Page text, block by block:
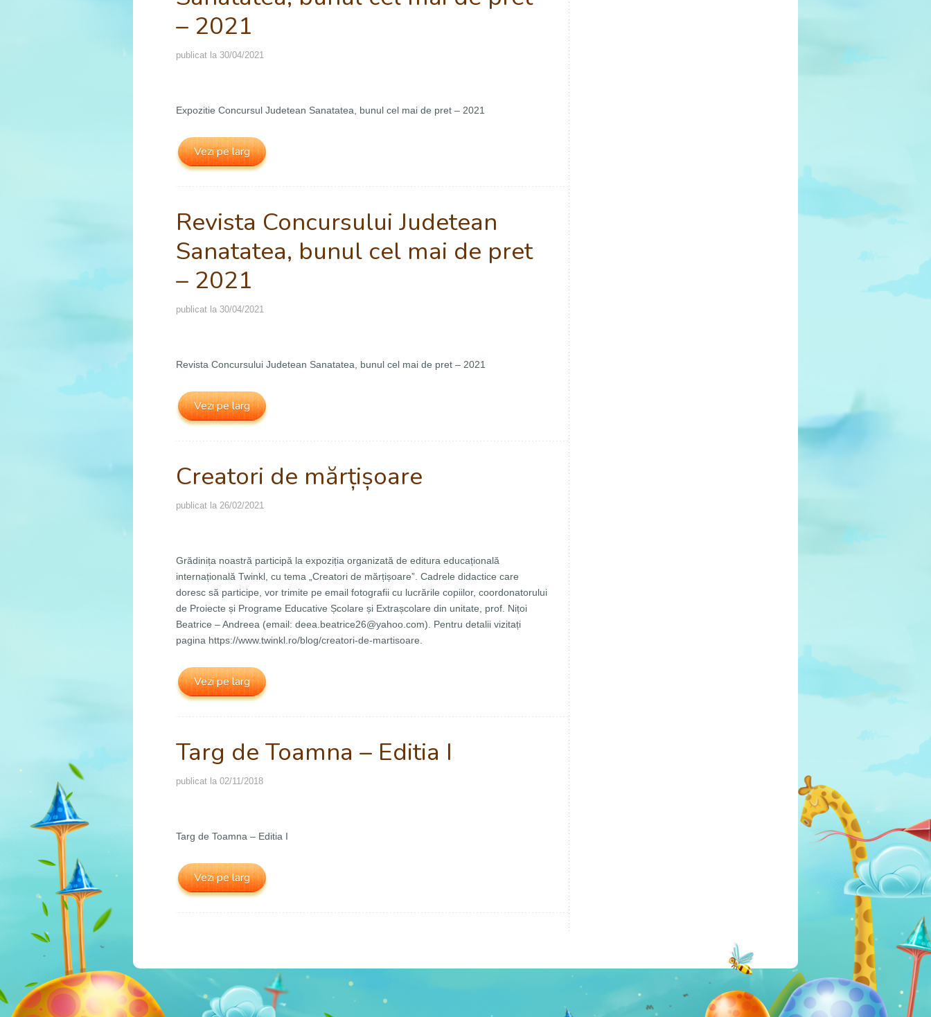
– 2021
publicat la 30/04/2021
Expozitie Concursul Judetean Sanatatea, bunul cel mai de pret – 2021
Vezi pe larg
Revista Concursului Judetean
Sanatatea, bunul cel mai de pret
– 2021
publicat la 30/04/2021
Revista Concursului Judetean Sanatatea, bunul cel mai de pret – 2021
Vezi pe larg
Creatori de mărțișoare
publicat la 26/02/2021
Grădinița noastră participă la expoziția organizată de editura educațională
internațională Twinkl, cu tema „Creatori de mărțișoare”. Cadrele didactice care
doresc să participe, vor trimite pe email fotografii cu lucrările copiilor, coordonatorului
de Proiecte și Programe Educative Școlare și Extrașcolare din unitate, prof. Nițoi
Beatrice – Andreea (email: deea.beatrice26@yahoo.com). Pentru detalii vizitați
pagina https://www.twinkl.ro/blog/creatori-de-martisoare.
Vezi pe larg
Targ de Toamna – Editia I
publicat la 02/11/2018
Targ de Toamna – Editia I
Vezi pe larg